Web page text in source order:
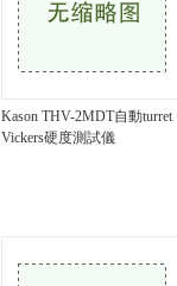
Kason THV-2MDT自動turret
Vickers硬度測試儀